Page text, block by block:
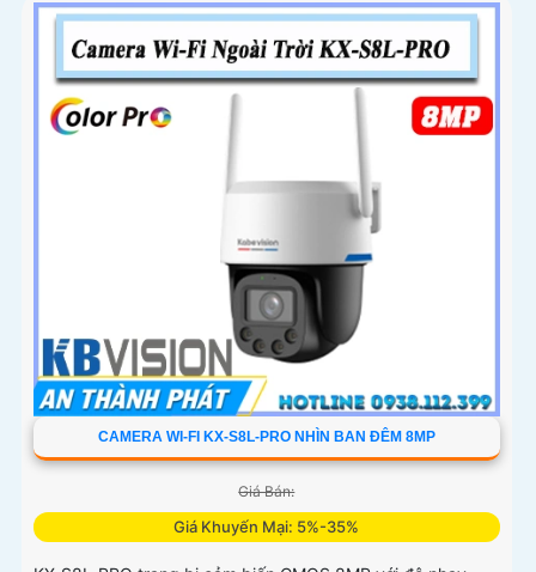
CAMERA WI-FI KX-S8L-PRO NHÌN BAN ĐÊM 8MP
Giá Bán:
Giá Khuyến Mại: 5%-35%